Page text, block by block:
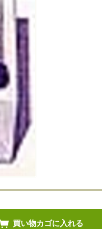
買い物カゴに入れる